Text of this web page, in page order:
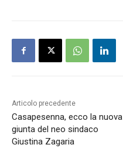
Articolo precedente
Casapesenna, ecco la nuova
giunta del neo sindaco
Giustina Zagaria